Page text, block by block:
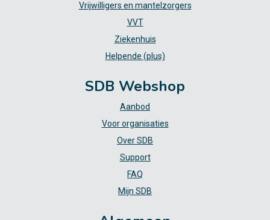
Vrijwilligers en mantelzorgers
VVT
Ziekenhuis
Helpende (plus)
SDB Webshop
Aanbod
Voor organisaties
Over SDB
Support
FAQ
Mijn SDB